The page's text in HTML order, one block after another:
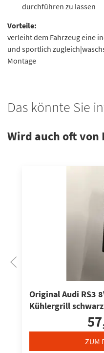
durchführen zu lassen
Vorteile:
verleiht dem Fahrzeug eine
und sportlich
Montage
Das könnte Sie
Wird auch oft von
Original Audi RS3
Kühlergrill schwarz
ZUM